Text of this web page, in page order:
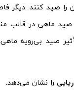
صید کنند. دیگر
صید ماهی در
صید بی‌رویه
را نشان می‌دهد.